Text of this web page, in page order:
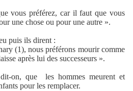
vous préférez, car il faut que vous
une chose ou pour une autre ».
puis ils dirent :
(1), nous préférons mourir comme
après lui des successeurs ».
on, que
les hommes meurent et
pour les remplacer.